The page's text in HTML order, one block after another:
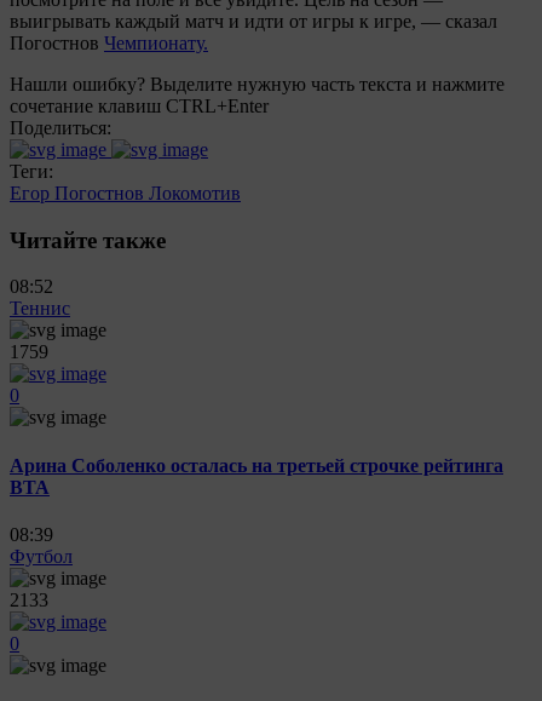
выигрывать каждый матч и идти от игры к игре, — сказал
Погостнов Чемпионату.
Нашли ошибку? Выделите нужную часть текста и нажмите
сочетание клавиш CTRL+Enter
Поделиться:
Теги:
Егор Погостнов Локомотив
Читайте также
08:52
Теннис
1759
0
Арина Соболенко осталась на третьей строчке рейтинга
ВТА
08:39
Футбол
2133
0